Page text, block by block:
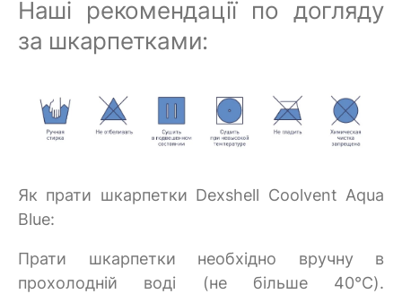
Наші рекомендації по догляду
за шкарпетками:
Як прати шкарпетки Dexshell Coolvent Aqua
Blue:
Прати шкарпетки необхідно вручну в
прохолодній воді (не більше 40°C).